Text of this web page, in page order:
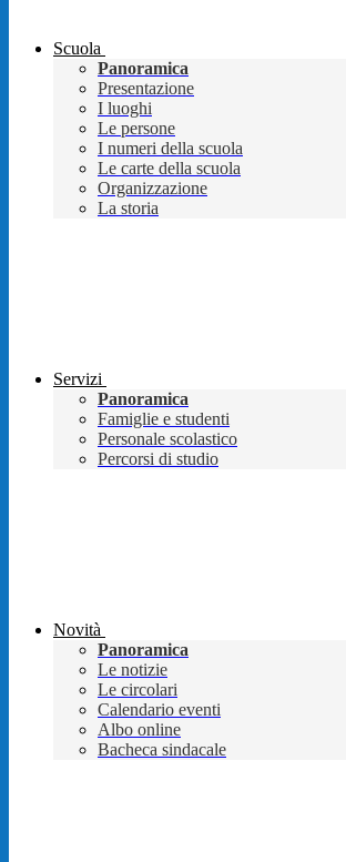
Scuola
Panoramica
Presentazione
I luoghi
Le persone
I numeri della scuola
Le carte della scuola
Organizzazione
La storia
Servizi
Panoramica
Famiglie e studenti
Personale scolastico
Percorsi di studio
Novità
Panoramica
Le notizie
Le circolari
Calendario eventi
Albo online
Bacheca sindacale